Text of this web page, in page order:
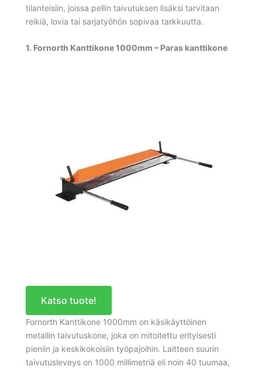
tilanteisiin, joissa pellin taivutuksen lisäksi tarvitaan
reikiä, lovia tai sarjatyöhön sopivaa tarkkuutta.
1. Fornorth Kanttikone 1000mm – Paras kanttikone
Katso tuote!
Fornorth Kanttikone 1000mm on käsikäyttöinen
metallin taivutuskone, joka on mitoitettu erityisesti
pieniin ja keskikokoisiin työpajoihin. Laitteen suurin
taivutusleveys on 1000 millimetriä eli noin 40 tuumaa,